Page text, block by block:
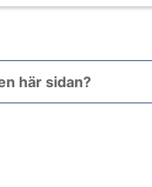
här sidan?